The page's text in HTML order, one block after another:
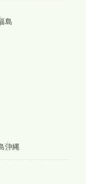
島
沖縄